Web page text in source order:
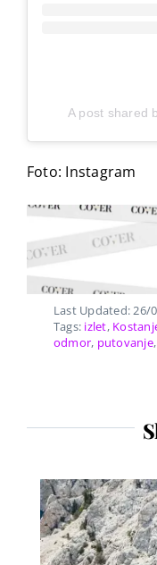
A post shared
Foto: Instagram
Last Updated: 26/
Tags: izlet,
odmor, putovanje